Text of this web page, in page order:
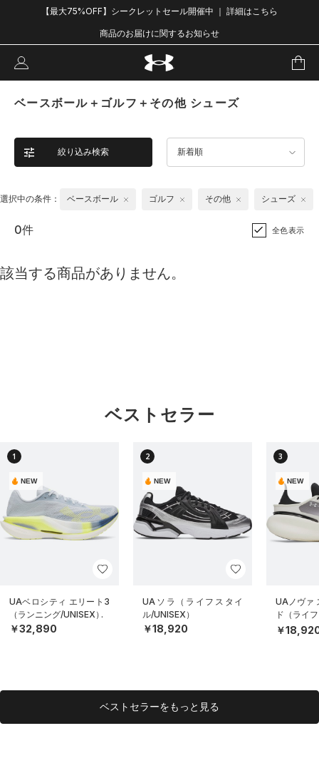
【最大75%OFF】シークレットセール開催中 ｜ 詳細はこちら
商品のお届けに関するお知らせ
ベースボール＋ゴルフ＋その他 シューズ
絞り込み検索 新着順
選択中の条件： ベースボール ゴルフ その他 シューズ
0件 全色表示
該当する商品がありません。
ベストセラー
1
NEW
UAベロシティ エリート3
（ランニング/UNISEX）
￥32,890
2
NEW
UAソラ（ライフスタイ
ル/UNISEX）
￥18,920
3
NEW
UAノヴァ
ド（ライ
EX）
￥
ベストセラーをもっと見る